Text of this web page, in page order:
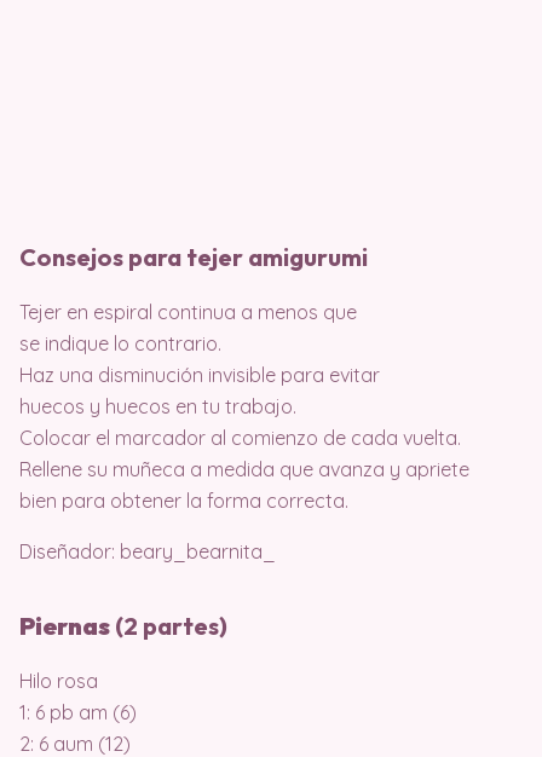
Consejos para tejer amigurumi
Tejer en espiral continua a menos que
se indique lo contrario.
Haz una disminución invisible para evitar
huecos y huecos en tu trabajo.
Colocar el marcador al comienzo de cada vuelta.
Rellene su muñeca a medida que avanza y apriete
bien para obtener la forma correcta.
Diseñador: beary_bearnita_
Piernas (2 partes)
Hilo rosa
1: 6 pb am (6)
2: 6 aum (12)